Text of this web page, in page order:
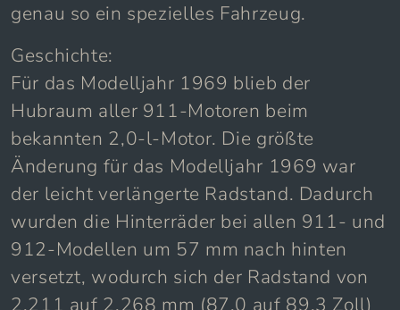
genau so ein spezielles Fahrzeug.
Geschichte:
Für das Modelljahr 1969 blieb der
Hubraum aller 911-Motoren beim
bekannten 2,0-l-Motor. Die größte
Änderung für das Modelljahr 1969 war
der leicht verlängerte Radstand. Dadurch
wurden die Hinterräder bei allen 911- und
912-Modellen um 57 mm nach hinten
versetzt, wodurch sich der Radstand von
2.211 auf 2.268 mm (87,0 auf 89,3 Zoll)